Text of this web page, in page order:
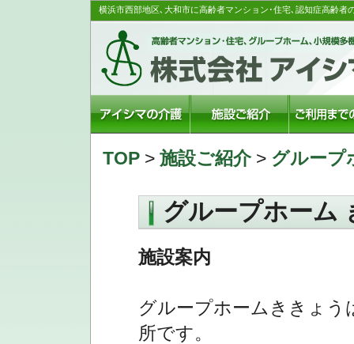
横浜市西部地区､大和市に高齢者マンション･住宅､認知症高齢
TOP > 施設ご紹介> グループ
グループホーム
施設案内
グループホームききょう
所です。